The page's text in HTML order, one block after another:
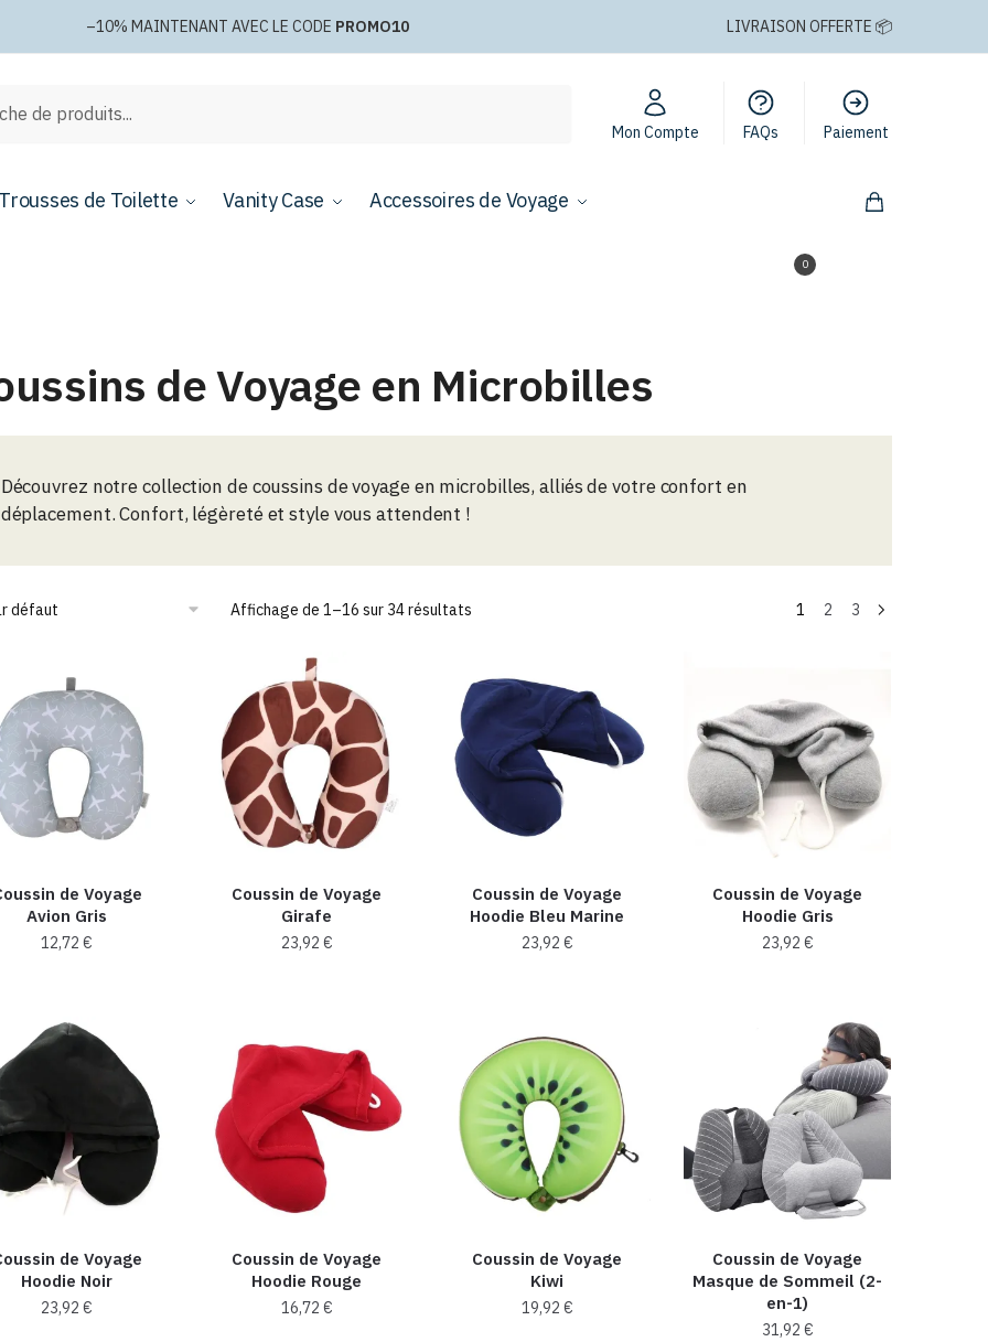
–10% MAINTENANT AVEC LE CODE PROMO10 LIVRAISON OFFERTE 📦
Mon Compte FAQs Paiement
de Toilette Vanity Case Accessoires de Voyage
0
de Voyage en Microbilles
Découvrez notre collection de coussins de voyage en microbilles, alliés de votre confort en
déplacement. Confort, légèreté et style vous attendent !
Affichage de 1–16 sur 34 résultats 1 2 3
de Voyage
Avion Gris
12,72€
Coussin de Voyage
Girafe
23,92 €
Coussin de Voyage
Hoodie Bleu Marine
23,92 €
Coussin de Voyage
Hoodie Gris
23,92 €
de Voyage
Hoodie Noir
23,92€
Coussin de Voyage
Hoodie Rouge
16,72 €
Coussin de Voyage
Kiwi
19,92 €
Coussin de Voyage
Masque de Sommeil (2-
en-1)
31,92 €